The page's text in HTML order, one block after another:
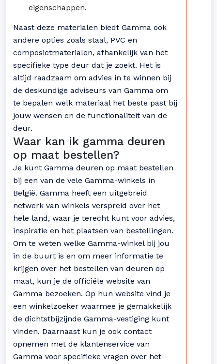
eigenschappen.
Naast deze materialen biedt Gamma ook
andere opties zoals staal, PVC en
composietmaterialen, afhankelijk van het
specifieke type deur dat je zoekt. Het is
altijd raadzaam om advies in te winnen bij
de deskundige adviseurs van Gamma om
te bepalen welk materiaal het beste past bij
jouw wensen en de functionaliteit van de
deur.
Waar kan ik gamma deuren
op maat bestellen?
Je kunt Gamma deuren op maat bestellen
bij een van de vele Gamma-winkels in
België. Gamma heeft een uitgebreid
netwerk van winkels verspreid over het
hele land, waar je terecht kunt voor advies,
inspiratie en het plaatsen van bestellingen.
Om te weten welke Gamma-winkel bij jou
in de buurt is en om meer informatie te
krijgen over het bestellen van deuren op
maat, kun je de officiële website van
Gamma bezoeken. Op hun website vind je
een winkelzoeker waarmee je gemakkelijk
de dichtstbijzijnde Gamma-vestiging kunt
vinden. Daarnaast kun je ook contact
opnemen met de klantenservice van
Gamma voor specifieke vragen over het